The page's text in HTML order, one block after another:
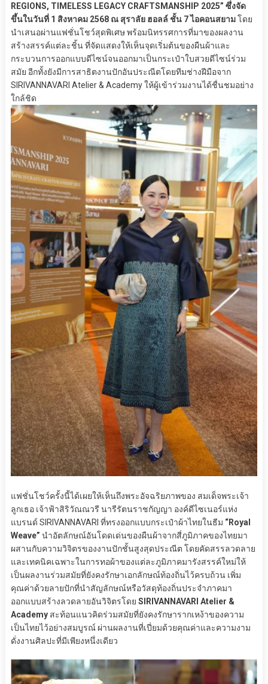
REGIONS, TIMELESS LEGACY CRAFTSMANSHIP 2025” ซึ่งจัด
ขึ้นในวันที่ 1 สิงหาคม 2568 ณ สุราลัย ฮอลล์ ชั้น 7 ไอคอนสยามโดย
นำเสนอผ่านแฟชั่นโชว์สุดพิเศษ พร้อมนิทรรศการที่มาของผลงาน
สร้างสรรค์แต่ละชิ้น ที่จัดแสดงให้เห็นจุดเริ่มต้นของผืนผ้าและ
กระบวนการออกแบบดีไซน์จนออกมาเป็นกระเป๋าใบสวยดีไซน์ร่วม
สมัย อีกทั้งยังมีการสาธิตงานปักอันประณีตโดยทีมช่างฝีมือจาก
SIRIVANNAVARI Atelier & Academy ให้ผู้เข้าร่วมงานได้ชื่นชมอย่าง
ใกล้ชิด
แฟชั่นโชว์ครั้งนี้ได้เผยให้เห็นถึงพระอัจฉริยภาพของ สมเด็จพระเจ้า
ลูกเธอ เจ้าฟ้าสิริวัณณวรี นารีรัตนราชกัญญา องค์ดีไซเนอร์แห่ง
แบรนด์ SIRIVANNAVARI ที่ทรงออกแบบกระเป๋าผ้าไทยในธีม “Royal
Weave” นำอัตลักษณ์อันโดดเด่นของผืนผ้าจากสี่ภูมิภาคของไทยมา
ผสานกับความวิจิตรของงานปักชั้นสูงสุดประณีต โดยคัดสรรลวดลาย
และเทคนิคเฉพาะในการทอผ้าของแต่ละภูมิภาคมารังสรรค์ใหม่ให้
เป็นผลงานร่วมสมัยที่ยังคงรักษาเอกลักษณ์ท้องถิ่นไว้ครบถ้วน เพิ่ม
คุณค่าด้วยลายปักที่นำสัญลักษณ์หรือวัสดุท้องถิ่นประจำภาคมา
ออกแบบสร้างลวดลายอันวิจิตรโดย SIRIVANNAVARI Atelier &
Academyสะท้อนแนวคิดร่วมสมัยที่ยังคงรักษารากเหง้าของความ
เป็นไทยไว้อย่างสมบูรณ์ ผ่านผลงานที่เปี่ยมด้วยคุณค่าและความงาม
ดั่งงานศิลปะที่มีเพียงหนึ่งเดียว